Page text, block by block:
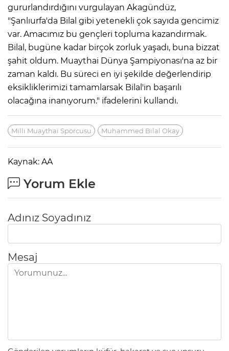
gururlandırdığını vurgulayan Akagündüz,
"Şanlıurfa'da Bilal gibi yetenekli çok sayıda gencimiz
var. Amacımız bu gençleri topluma kazandırmak.
Bilal, bugüne kadar birçok zorluk yaşadı, buna bizzat
şahit oldum. Muaythai Dünya Şampiyonası'na az bir
zaman kaldı. Bu süreci en iyi şekilde değerlendirip
eksikliklerimizi tamamlarsak Bilal'in başarılı
olacağına inanıyorum." ifadelerini kullandı.
Milli Muaythai Sporcusu Muhammed Bilal Okay
Kaynak: AA
Yorum Ekle
Adınız Soyadınız
Mesaj